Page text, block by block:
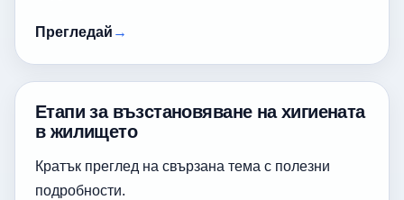
Прегледай
Етапи за възстановяване на хигиената
в жилището
Кратък преглед на свързана тема с полезни
подробности.